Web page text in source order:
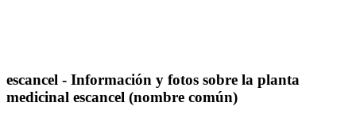
escancel - Información y fotos sobre la planta
medicinal escancel (nombre común)